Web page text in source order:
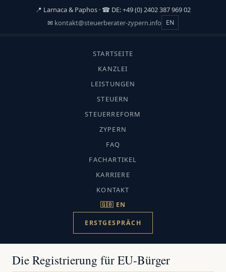
📍 Larnaca & Paphos · ☎ DE: +49 (0) 2402 387 969 02
✉ kontakt@steuerberater-zypern.info EN
STARTSEITE
KANZLEI
LEISTUNGEN
STEUERN
STEUERREFORM
ZYPERN
FAQ
FACHARTIKEL
KARRIERE
KONTAKT
🇬🇧 EN
ERSTGESPRÄCH
START
›
Immigration & Aufenthalt
IMMIGRATION & AUFENTHALT
EU Bürger Aufenthalt Zypern
CMC-Fachredaktion · Aktualisiert: Juli
2026 · Lesezeit ca. 10 Min.
Die Registrierung für EU-Bürger